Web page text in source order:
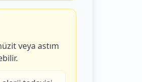
veya astım